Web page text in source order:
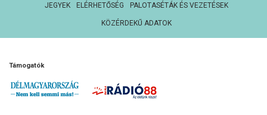
JEGYEK ELÉRHETŐSÉG PALOTASÉTÁK ÉS VEZETÉSEK
KÖZÉRDEKŰ ADATOK
Támogatók